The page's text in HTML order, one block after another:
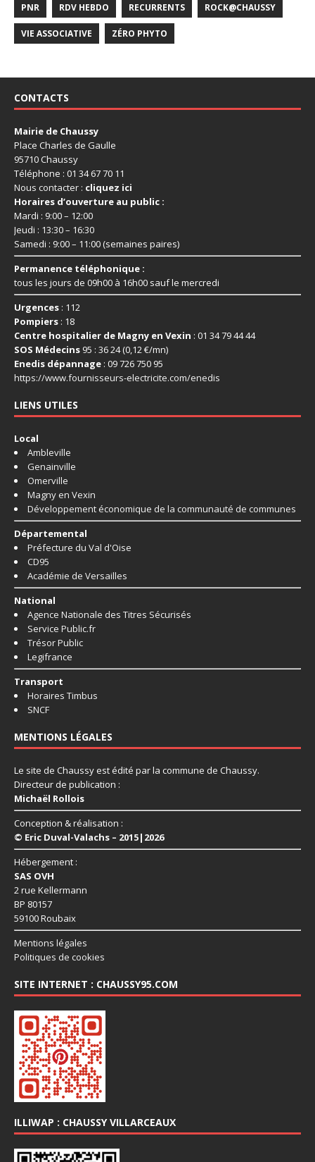
PNR RDV HEBDO RECURRENTS ROCK@CHAUSSY
VIE ASSOCIATIVE ZÉRO PHYTO
CONTACTS
Mairie de Chaussy
Place Charles de Gaulle
95710 Chaussy
Téléphone : 01 34 67 70 11
Nous contacter : cliquez ici
Horaires d’ouverture au public :
Mardi : 9:00 – 12:00
Jeudi : 13:30 – 16:30
Samedi : 9:00 – 11:00 (semaines paires)
Permanence téléphonique :
tous les jours de 09h00 à 16h00 sauf le mercredi
Urgences : 112
Pompiers : 18
Centre hospitalier de Magny en Vexin : 01 34 79 44 44
SOS Médecins 95 : 36 24 (0,12 €/mn)
Enedis dépannage : 09 726 750 95
https://www.fournisseurs-electricite.com/enedis
LIENS UTILES
Local
Ambleville
Genainville
Omerville
Magny en Vexin
Développement économique de la communauté de communes
Départemental
Préfecture du Val d'Oise
CD95
Académie de Versailles
National
Agence Nationale des Titres Sécurisés
Service Public.fr
Trésor Public
Legifrance
Transport
Horaires Timbus
SNCF
MENTIONS LÉGALES
Le site de Chaussy est édité par la commune de Chaussy.
Directeur de publication :
Michaël Rollois
Conception & réalisation :
© Eric Duval-Valachs – 2015|2026
Hébergement :
SAS OVH
2 rue Kellermann
BP 80157
59100 Roubaix
Mentions légales
Politiques de cookies
SITE INTERNET : CHAUSSY95.COM
ILLIWAP : CHAUSSY VILLARCEAUX